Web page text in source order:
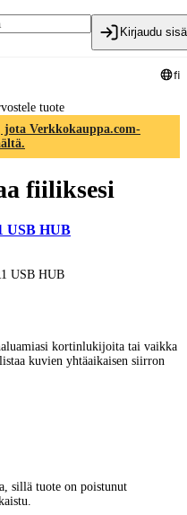
Kirjaudu
fi
tuote
jota Verkkokauppa.com-
fiiliksesi
USB HUB
USB HUB
kortinlukijoita tai vaikka
kuvien yhtäaikaisen siirron
sillä tuote on poistunut